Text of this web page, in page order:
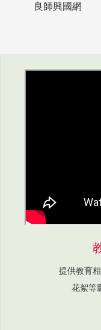
良師興國網
提供教育
花絮等